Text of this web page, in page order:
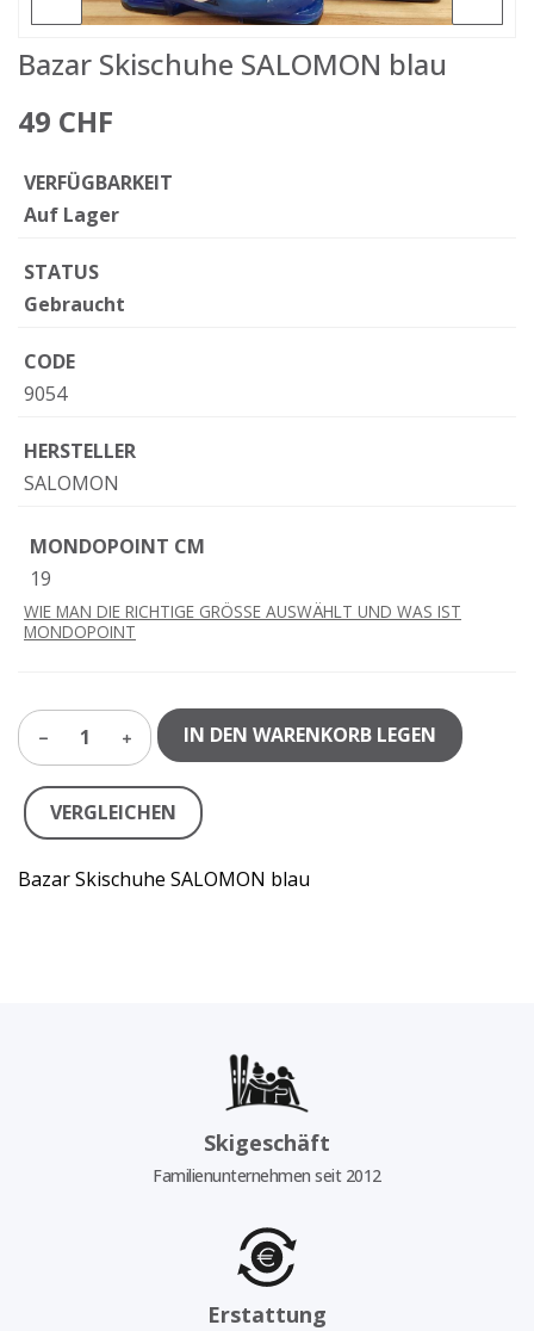
Bazar Skischuhe SALOMON blau
49 CHF
VERFÜGBARKEIT
Auf Lager
STATUS
Gebraucht
CODE
9054
HERSTELLER
SALOMON
MONDOPOINT CM
19
WIE MAN DIE RICHTIGE GRÖSSE AUSWÄHLT UND WAS IST
MONDOPOINT
1 IN DEN WARENKORB LEGEN
VERGLEICHEN
Bazar Skischuhe SALOMON blau
Skigeschäft
Familienunternehmen seit 2012
Erstattung